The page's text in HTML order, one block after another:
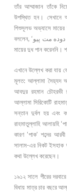
তাঁর আম্মাজান তাঁকে
উপস্থিত হন। সেখানে
শিশুসূলভ অভ্যাসে মায়ের
বললেন, ‘تم بڑهاهوگيا دوده مت پيو ’ “ তুমি বড় হয়েছ, দুধপান কর না”। পরে তিনি আর
মায়ের দুধ পান করেননি।
এখানে উল্লেখ করা যায়
মূলত: আল্লামা সৈয়্যদ
আবদুর রহমান চৌহরভী
আল্লামা সিরিকোটি
সন্তান দুর্বল হয় এবং
রাহমাতুল্লাহি আলায়হি
কারণ ‘পাক’ শব্দের
সালাম-এর নিকট ইসহাক
কথা উল্লেখ করেছেন।
১৯১২ সালে পীরের
বিধায় মাত্র চার বছরে